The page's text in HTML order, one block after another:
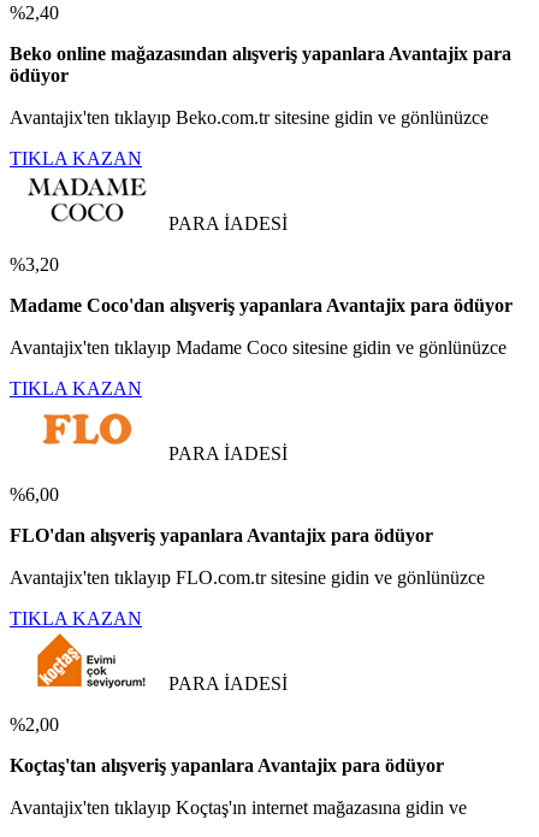
%2,40
Beko online mağazasından alışveriş yapanlara Avantajix para
ödüyor
Avantajix'ten tıklayıp Beko.com.tr sitesine gidin ve gönlünüzce
TIKLA KAZAN
PARA İADESİ
%3,20
Madame Coco'dan alışveriş yapanlara Avantajix para ödüyor
Avantajix'ten tıklayıp Madame Coco sitesine gidin ve gönlünüzce
TIKLA KAZAN
PARA İADESİ
%6,00
FLO'dan alışveriş yapanlara Avantajix para ödüyor
Avantajix'ten tıklayıp FLO.com.tr sitesine gidin ve gönlünüzce
TIKLA KAZAN
PARA İADESİ
%2,00
Koçtaş'tan alışveriş yapanlara Avantajix para ödüyor
Avantajix'ten tıklayıp Koçtaş'ın internet mağazasına gidin ve